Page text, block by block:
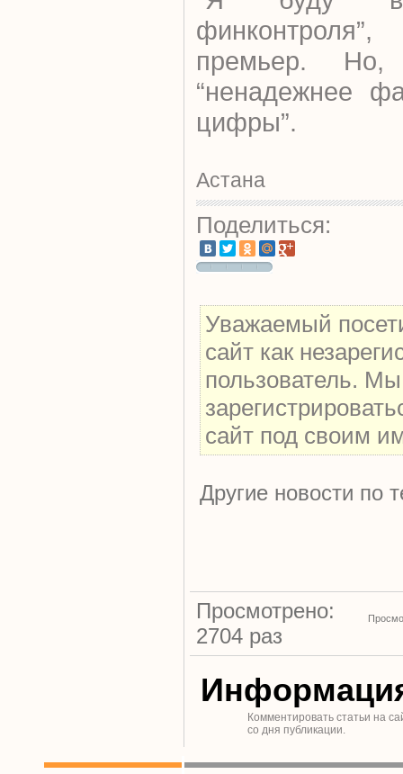
премьер. Но,
“ненадежнее
цифры”.
Астана
Поделиться:
Уважаемый
сайт как
пользователь.
сайт под своим
Другие новости по
Просмотрено:
2704 раз
Комментировать статьи на
со дня публикации.